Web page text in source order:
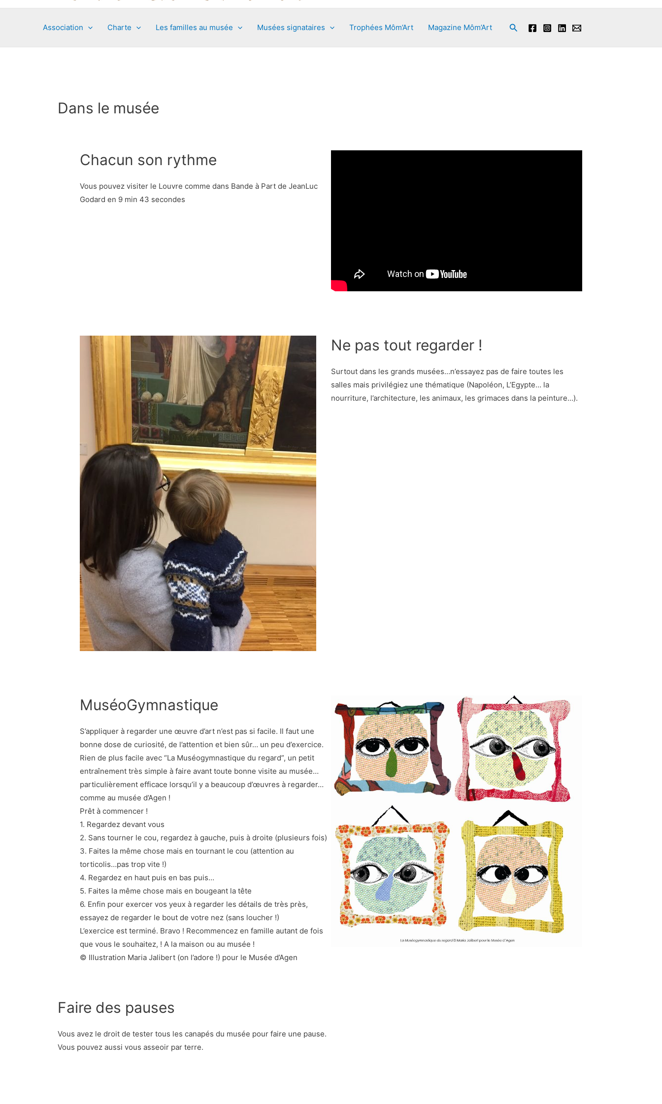
Association Charte Les familles au musée Musées signataires Trophées Môm’Art Magazine Môm’Art Rechercher
Dans le musée
Chacun son rythme
Vous pouvez visiter le Louvre comme dans Bande à Part de JeanLuc
Godard en 9 min 43 secondes
Ne pas tout regarder !
Surtout dans les grands musées…n’essayez pas de faire toutes les
salles mais privilégiez une thématique (Napoléon, L’Egypte… la
nourriture, l’architecture, les animaux, les grimaces dans la peinture…).
MuséoGymnastique
S’appliquer à regarder une œuvre d’art n’est pas si facile. Il faut une
bonne dose de curiosité, de l’attention et bien sûr… un peu d’exercice.
Rien de plus facile avec “La Muséogymnastique du regard”, un petit
entraînement très simple à faire avant toute bonne visite au musée…
particulièrement efficace lorsqu’il y a beaucoup d’œuvres à regarder…
comme au musée d’Agen !
Prêt à commencer !
1. Regardez devant vous
2. Sans tourner le cou, regardez à gauche, puis à droite (plusieurs fois)
3. Faites la même chose mais en tournant le cou (attention au
torticolis…pas trop vite !)
4. Regardez en haut puis en bas puis…
5. Faites la même chose mais en bougeant la tête
6. Enfin pour exercer vos yeux à regarder les détails de très près,
essayez de regarder le bout de votre nez (sans loucher !)
L’exercice est terminé. Bravo ! Recommencez en famille autant de fois
que vous le souhaitez, ! A la maison ou au musée !
© Illustration Maria Jalibert (on l’adore !) pour le Musée d’Agen
Faire des pauses
Vous avez le droit de tester tous les canapés du musée pour faire une pause.
Vous pouvez aussi vous asseoir par terre.